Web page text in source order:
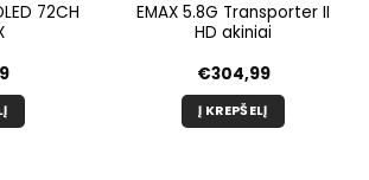
72CH
EMAX 5.8G Transporter II
HD akiniai
€304,99
Į KREPŠELĮ